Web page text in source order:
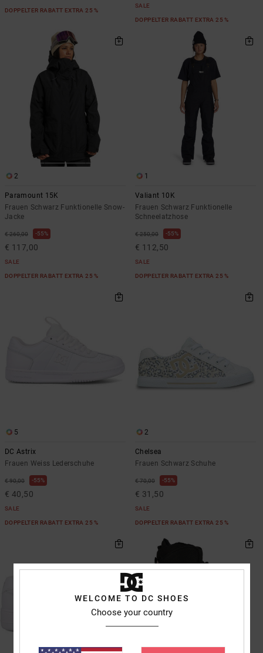
DOPPELTER RABATT EXTRA 25 %
SALE
DOPPELTER RABATT EXTRA 25 %
2
Paramount 15K
Frauen Schwarz Funktionelle Snow-
Jacke
€ 260,00 55%
€ 117,00
SALE
DOPPELTER RABATT EXTRA 25 %
1
Valiant 10K
Frauen Schwarz Funktionelle
Schneelatzhose
€ 250,00 55%
€ 112,50
SALE
DOPPELTER RABATT EXTRA 25 %
5
DC Astrix
Frauen Weiss Lederschuhe
€ 90,00 55%
€ 40,50
SALE
DOPPELTER RABATT EXTRA 25 %
2
Chelsea
Frauen Schwarz Schuhe
€ 70,00 55%
€ 31,50
SALE
DOPPELTER RABATT EXTRA 25 %
WELCOME TO DC SHOES
Choose your country